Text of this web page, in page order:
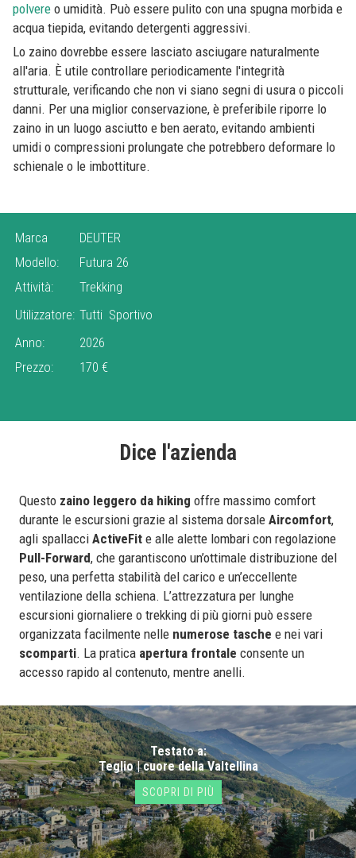
polvere o umidità. Può essere pulito con una spugna morbida e
acqua tiepida, evitando detergenti aggressivi.
Lo zaino dovrebbe essere lasciato asciugare naturalmente
all'aria. È utile controllare periodicamente l'integrità
strutturale, verificando che non vi siano segni di usura o piccoli
danni. Per una miglior conservazione, è preferibile riporre lo
zaino in un luogo asciutto e ben aerato, evitando ambienti
umidi o compressioni prolungate che potrebbero deformare lo
schienale o le imbottiture.
Marca
DEUTER
Modello:
Futura 26
Attività:
Trekking
Utilizzatore: Tutti Sportivo
Anno:
2026
Prezzo:
170 €
Dice l'azienda
Questo zaino leggero da hiking offre massimo comfort
durante le escursioni grazie al sistema dorsale Aircomfort,
agli spallacci ActiveFit e alle alette lombari con regolazione
Pull-Forward, che garantiscono un’ottimale distribuzione del
peso, una perfetta stabilità del carico e un’eccellente
ventilazione della schiena. L’attrezzatura per lunghe
escursioni giornaliere o trekking di più giorni può essere
organizzata facilmente nelle numerose tasche e nei vari
scomparti. La pratica apertura frontale consente un
accesso rapido al contenuto, mentre anelli.
Testato a:
Teglio | cuore della Valtellina
SCOPRI DI PIÙ